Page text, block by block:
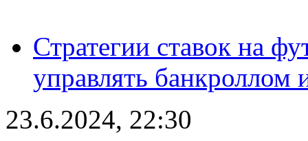
Стратегии ставок на
управлять банкроллом
23.6.2024, 22:30